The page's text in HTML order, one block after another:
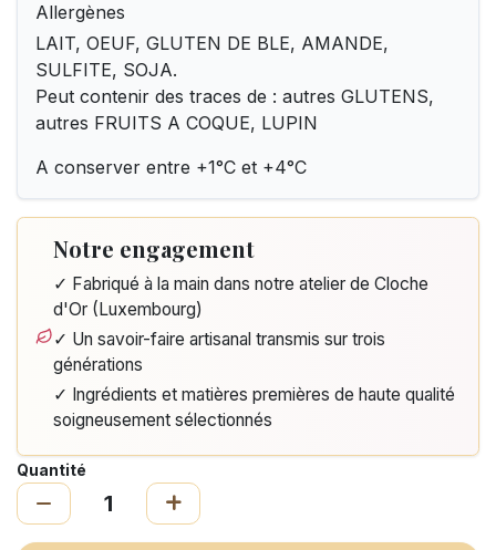
Allergènes
LAIT, OEUF, GLUTEN DE BLE, AMANDE,
SULFITE, SOJA.
Peut contenir des traces de : autres GLUTENS,
autres FRUITS A COQUE, LUPIN
A conserver entre +1°C et +4°C
Notre engagement
✓ Fabriqué à la main dans notre atelier de Cloche
d'Or (Luxembourg)
✓ Un savoir-faire artisanal transmis sur trois
générations
✓ Ingrédients et matières premières de haute qualité
soigneusement sélectionnés
Quantité